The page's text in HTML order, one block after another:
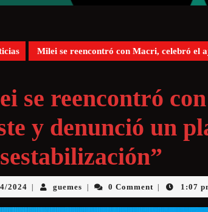
Milei se reencontró con Macri, celebró el
se reencontró
y denunció un
2024 guemes 0 Comment 1:07